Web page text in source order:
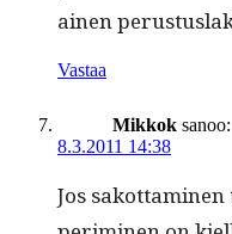
ainen
Vastaa
Mikkok sanoo:
8.3.2011 14:38
Jos